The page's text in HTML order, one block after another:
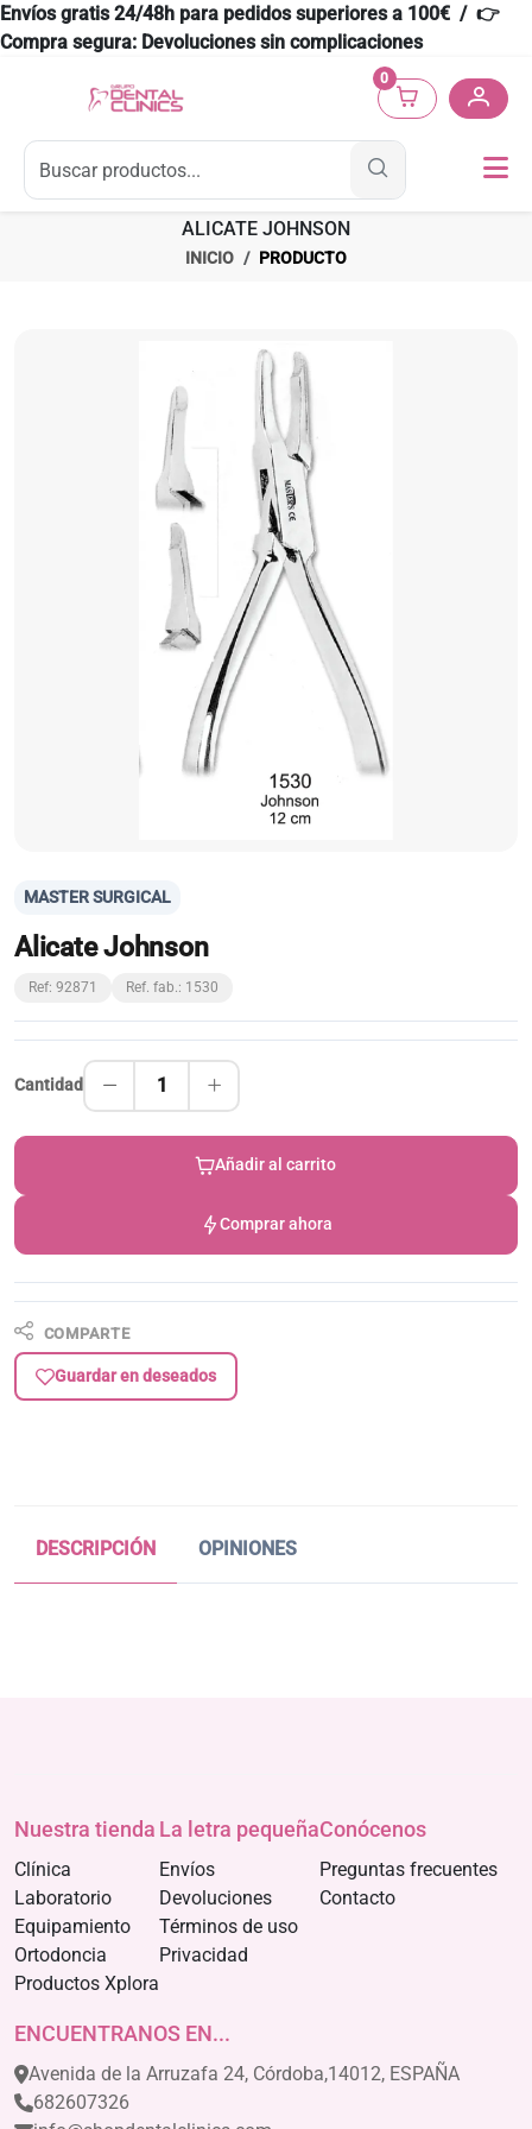
Envíos gratis 24/48h para pedidos superiores a 100€ / 👉
Compra segura: Devoluciones sin complicaciones
0
ALICATE JOHNSON
INICIO PRODUCTO
MASTER SURGICAL
Alicate Johnson
Ref: 92871 Ref. fab.: 1530
Cantidad 1
Añadir al carrito
Comprar ahora
COMPARTE
Guardar en deseados
DESCRIPCIÓN OPINIONES
Nuestra tienda
Clínica
Laboratorio
Equipamiento
Ortodoncia
Productos Xplora
La letra pequeña
Envíos
Devoluciones
Términos de uso
Privacidad
Conócenos
Preguntas frecuentes
Contacto
ENCUENTRANOS EN...
Avenida de la Arruzafa 24, Córdoba,14012, ESPAÑA
682607326